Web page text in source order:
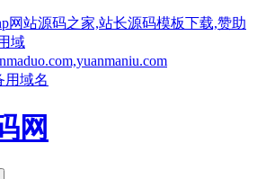
网站源码之家,站长源码模板下载,赞助
域
用域名